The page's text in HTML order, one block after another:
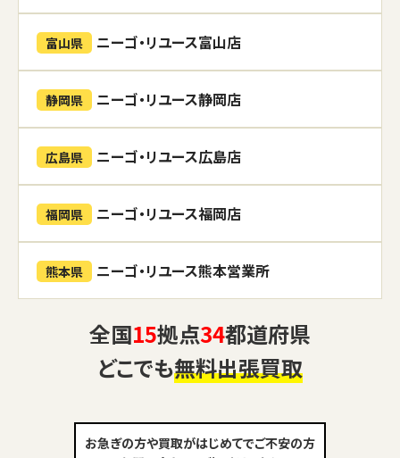
富山県 ニーゴ・リユース富山店
静岡県 ニーゴ・リユース静岡店
広島県 ニーゴ・リユース広島店
福岡県 ニーゴ・リユース福岡店
熊本県 ニーゴ・リユース熊本営業所
全国15拠点34都道府県
どこでも無料出張買取
お急ぎの方や買取がはじめてでご不安の方